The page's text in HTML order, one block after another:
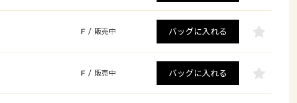
F / 販売中 バッグに入れる
F / 販売中 バッグに入れる